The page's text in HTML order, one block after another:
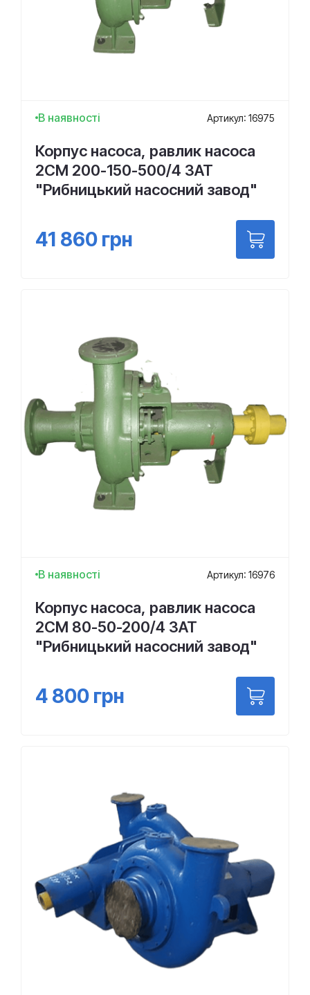
В наявності Артикул: 16975
Корпус насоса, равлик насоса
2СМ 200-150-500/4 ЗАТ
"Рибницький насосний завод"
41 860 грн
В наявності Артикул: 16976
Корпус насоса, равлик насоса
2СМ 80-50-200/4 ЗАТ
"Рибницький насосний завод"
4 800 грн